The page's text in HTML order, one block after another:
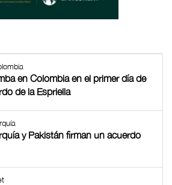
en Colombia en el primer día de
de la Espriella
y Pakistán firman un acuerdo